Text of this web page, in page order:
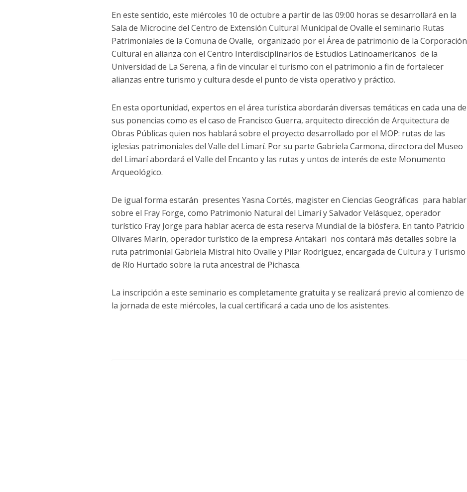
En este sentido, este miércoles 10 de octubre a partir de las 09:00 horas se desarrollará en la
Sala de Microcine del Centro de Extensión Cultural Municipal de Ovalle el seminario Rutas
Patrimoniales de la Comuna de Ovalle, organizado por el Área de patrimonio de la Corporación
Cultural en alianza con el Centro Interdisciplinarios de Estudios Latinoamericanos de la
Universidad de La Serena, a fin de vincular el turismo con el patrimonio a fin de fortalecer
alianzas entre turismo y cultura desde el punto de vista operativo y práctico.
En esta oportunidad, expertos en el área turística abordarán diversas temáticas en cada una de
sus ponencias como es el caso de Francisco Guerra, arquitecto dirección de Arquitectura de
Obras Públicas quien nos hablará sobre el proyecto desarrollado por el MOP: rutas de las
iglesias patrimoniales del Valle del Limarí. Por su parte Gabriela Carmona, directora del Museo
del Limarí abordará el Valle del Encanto y las rutas y untos de interés de este Monumento
Arqueológico.
De igual forma estarán presentes Yasna Cortés, magister en Ciencias Geográficas para hablar
sobre el Fray Forge, como Patrimonio Natural del Limarí y Salvador Velásquez, operador
turístico Fray Jorge para hablar acerca de esta reserva Mundial de la biósfera. En tanto Patricio
Olivares Marín, operador turístico de la empresa Antakari nos contará más detalles sobre la
ruta patrimonial Gabriela Mistral hito Ovalle y Pilar Rodríguez, encargada de Cultura y Turismo
de Río Hurtado sobre la ruta ancestral de Pichasca.
La inscripción a este seminario es completamente gratuita y se realizará previo al comienzo de
la jornada de este miércoles, la cual certificará a cada uno de los asistentes.